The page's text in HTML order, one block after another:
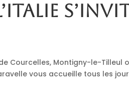
Courcelles, Montigny-le-Tilleul
vous accueille tous les